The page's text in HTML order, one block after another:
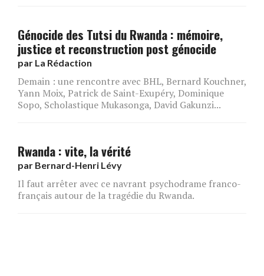
Génocide des Tutsi du Rwanda : mémoire,
justice et reconstruction post génocide
par La Rédaction
Demain : une rencontre avec BHL, Bernard Kouchner,
Yann Moix, Patrick de Saint-Exupéry, Dominique
Sopo, Scholastique Mukasonga, David Gakunzi...
Rwanda : vite, la vérité
par Bernard-Henri Lévy
Il faut arrêter avec ce navrant psychodrame franco-
français autour de la tragédie du Rwanda.